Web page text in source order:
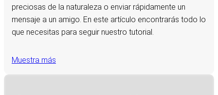
preciosas de la naturaleza o enviar rápidamente un
mensaje a un amigo. En este artículo encontrarás todo lo
que necesitas para seguir nuestro tutorial.
Muestra más